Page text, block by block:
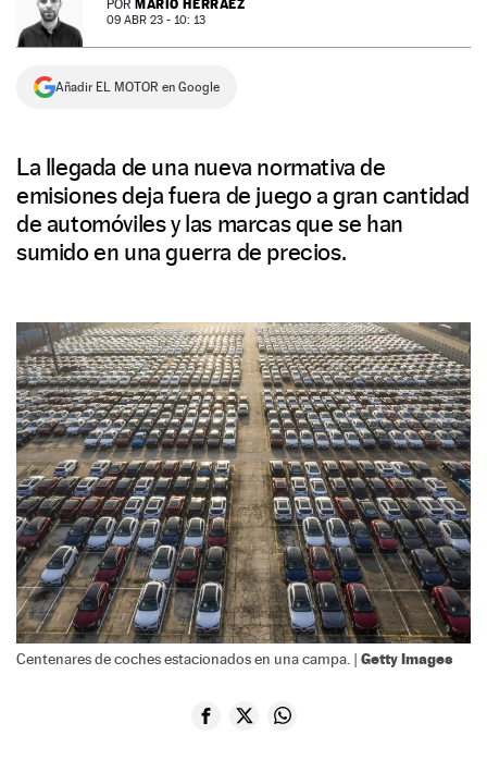
NEWSLETTER
SÍGUENOS
POR MARIO HERRÁEZ
09 ABR 23 - 10: 13
Añadir EL MOTOR en Google
La llegada de una nueva normativa de
emisiones deja fuera de juego a gran cantidad
de automóviles y las marcas que se han
sumido en una guerra de precios.
Centenares de coches estacionados en una campa. | Getty Images